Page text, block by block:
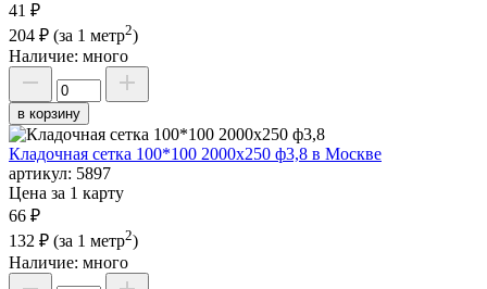
41 ₽
204 ₽ (за 1 метр2)
Наличие: много
в корзину
Кладочная сетка 100*100 2000х250 ф3,8 в Москве
артикул: 5897
Цена за 1 карту
66 ₽
132 ₽ (за 1 метр2)
Наличие: много